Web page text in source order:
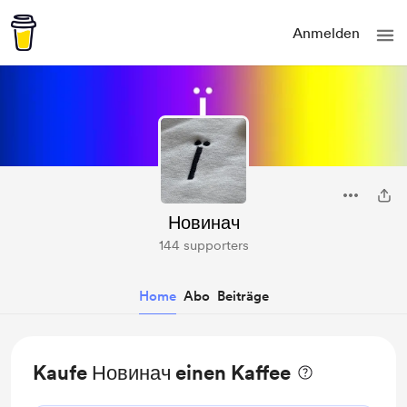
Anmelden
Новинач
144 supporters
Home Abo Beiträge
Kaufe Новинач einen Kaffee